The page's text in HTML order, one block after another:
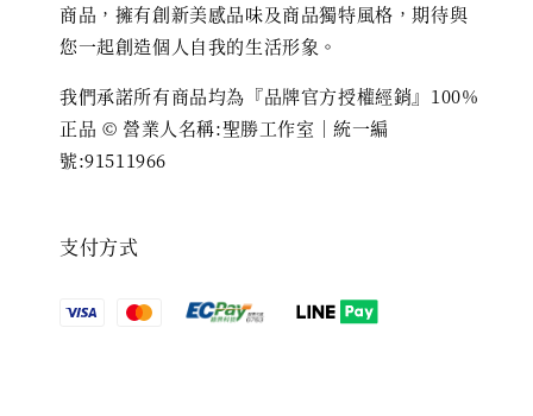
商品，擁有創新美感品味及商品獨特風格，期待與
您一起創造個人自我的生活形象。
我們承諾所有商品均為『品牌官方授權經銷』100%
正品 © 營業人名稱:聖勝工作室｜統一編
號:91511966
支付方式